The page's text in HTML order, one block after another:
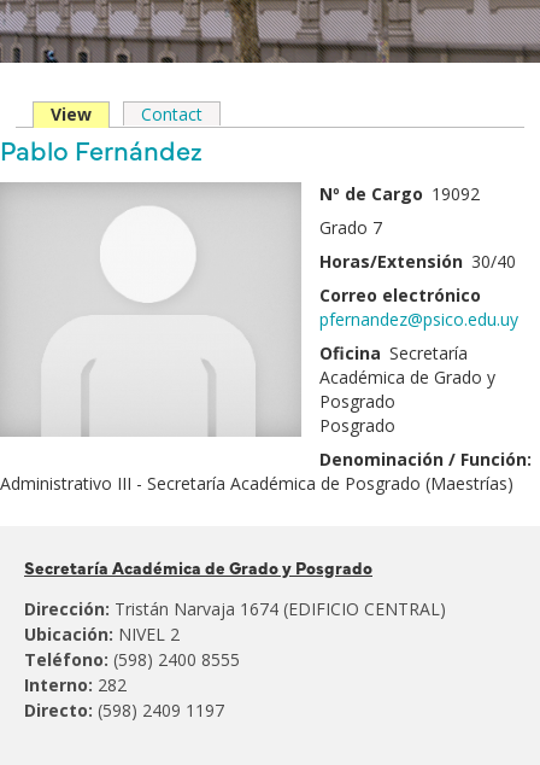
Solapas
principales
View (solapa
activa)
Contact
Nombre
y
Pablo Fernández
Nº de Cargo 19092
Grado 7
Horas/Extensión 30/40
Correo electrónico
pfernandez@psico.edu.uy
Oficina Secretaría
Académica de Grado y
Posgrado
Posgrado
Denominación / Función:
Administrativo III - Secretaría Académica de Posgrado (Maestrías)
al
Secretaría Académica de Grado y Posgrado
Dirección: Tristán Narvaja 1674 (EDIFICIO CENTRAL)
Ubicación: NIVEL 2
Teléfono: (598) 2400 8555
Interno: 282
Directo: (598) 2409 1197